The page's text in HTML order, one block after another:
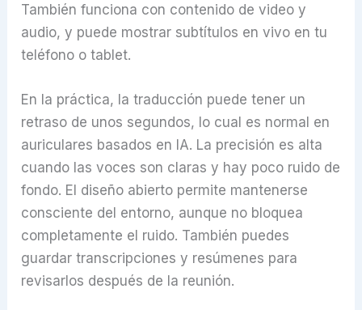
También funciona con contenido de video y
audio, y puede mostrar subtítulos en vivo en tu
teléfono o tablet.
En la práctica, la traducción puede tener un
retraso de unos segundos, lo cual es normal en
auriculares basados en IA. La precisión es alta
cuando las voces son claras y hay poco ruido de
fondo. El diseño abierto permite mantenerse
consciente del entorno, aunque no bloquea
completamente el ruido. También puedes
guardar transcripciones y resúmenes para
revisarlos después de la reunión.